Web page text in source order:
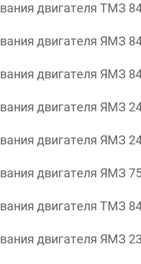
двигателя ТМЗ
двигателя ЯМЗ
двигателя ЯМЗ
двигателя ЯМЗ
двигателя ЯМЗ
двигателя ЯМЗ
двигателя ТМЗ
двигателя ЯМЗ